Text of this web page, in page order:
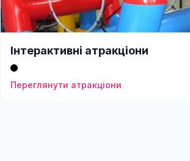
Інтерактивні атракціони
Переглянути атракціони